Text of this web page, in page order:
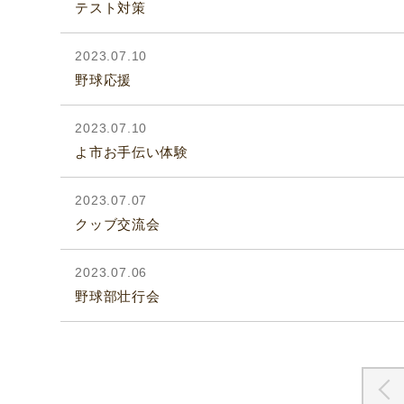
テスト対策
2023.07.10
野球応援
2023.07.10
よ市お手伝い体験
2023.07.07
クッブ交流会
2023.07.06
野球部壮行会